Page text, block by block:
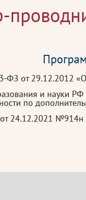
от 29.12.2012
и науки
по
24.12.2021 №914н